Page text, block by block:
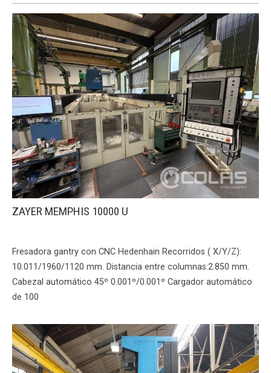
ZAYER MEMPHIS 10000 U
Fresadora gantry con CNC Hedenhain Recorridos ( X/Y/Z):
10.011/1960/1120 mm. Distancia entre columnas:2.850 mm.
Cabezal automático 45º 0.001º/0.001º Cargador automático
de 100